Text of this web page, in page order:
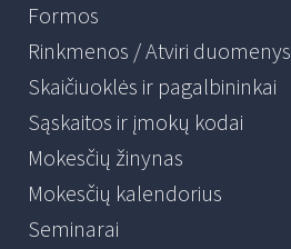
Formos
Rinkmenos / Atviri duomenys
Skaičiuoklės ir pagalbininkai
Sąskaitos ir įmokų kodai
Mokesčių žinynas
Mokesčių kalendorius
Seminarai